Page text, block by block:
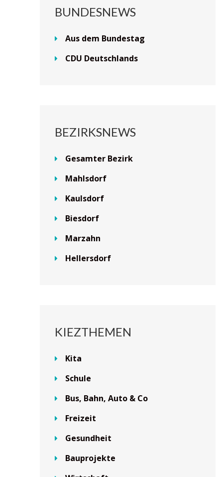
BUNDESNEWS
Aus dem Bundestag
CDU Deutschlands
BEZIRKSNEWS
Gesamter Bezirk
Mahlsdorf
Kaulsdorf
Biesdorf
Marzahn
Hellersdorf
KIEZTHEMEN
Kita
Schule
Bus, Bahn, Auto & Co
Freizeit
Gesundheit
Bauprojekte